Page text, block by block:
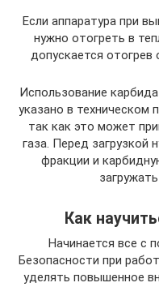
Если аппаратура при
нужно отогреть в
допускается
Использование
указано в техническом
так как это может
газа. Перед загрузкой
фракции и
Как
Начинается все с
Безопасности при
уделять повышенное